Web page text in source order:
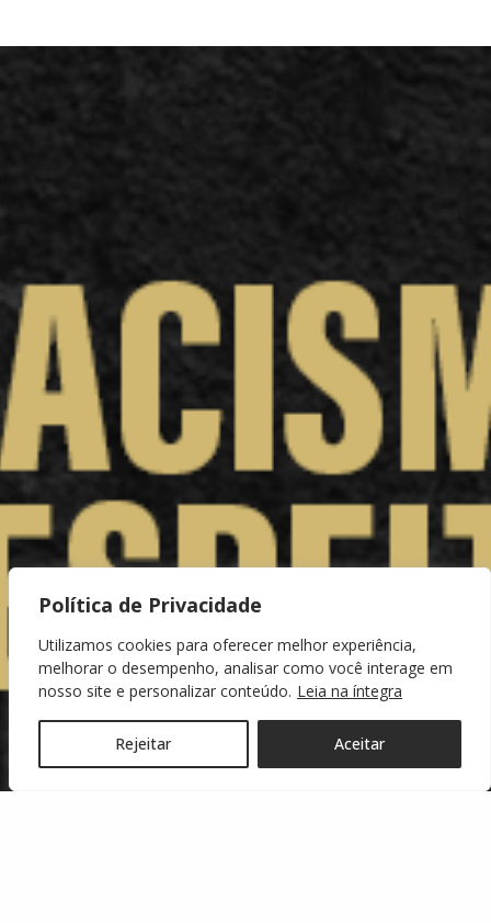
Política de Privacidade
Utilizamos cookies para oferecer melhor experiência,
melhorar o desempenho, analisar como você interage em
nosso site e personalizar conteúdo. Leia na íntegra
Rejeitar Aceitar